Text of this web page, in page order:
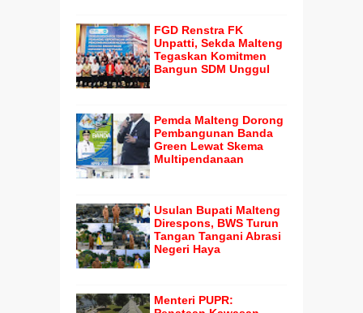
FGD Renstra FK
Unpatti, Sekda Malteng
Tegaskan Komitmen
Bangun SDM Unggul
Pemda Malteng Dorong
Pembangunan Banda
Green Lewat Skema
Multipendanaan
Usulan Bupati Malteng
Direspons, BWS Turun
Tangan Tangani Abrasi
Negeri Haya
Menteri PUPR: